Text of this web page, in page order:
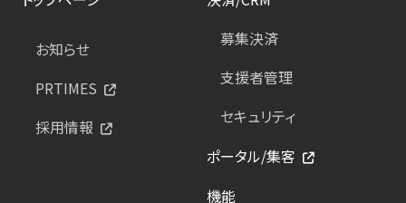
お知らせ
PRTIMES
採用情報
募集決済
支援者管理
セキュリティ
ポータル/集客
機能